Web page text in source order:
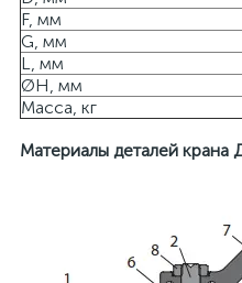
F, мм
G, мм
L, мм
ØH, мм
Масса, кг
Материалы деталей крана